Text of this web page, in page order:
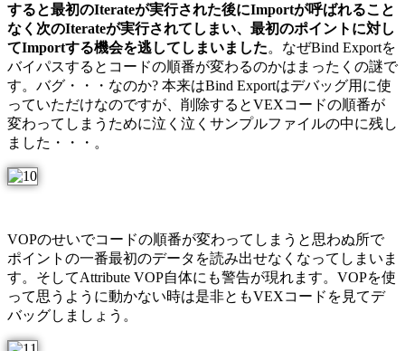
すると最初のIterateが実行された後にImportが呼ばれること
なく次のIterateが実行されてしまい、最初のポイントに対し
てImportする機会を逃してしまいました。なぜBind Exportを
バイパスするとコードの順番が変わるのかはまったくの謎で
す。バグ・・・なのか? 本来はBind Exportはデバッグ用に使
っていただけなのですが、削除するとVEXコードの順番が
変わってしまうために泣く泣くサンプルファイルの中に残し
ました・・・。
VOPのせいでコードの順番が変わってしまうと思わぬ所で
ポイントの一番最初のデータを読み出せなくなってしまいま
す。そしてAttribute VOP自体にも警告が現れます。VOPを使
って思うように動かない時は是非ともVEXコードを見てデ
バッグしましょう。